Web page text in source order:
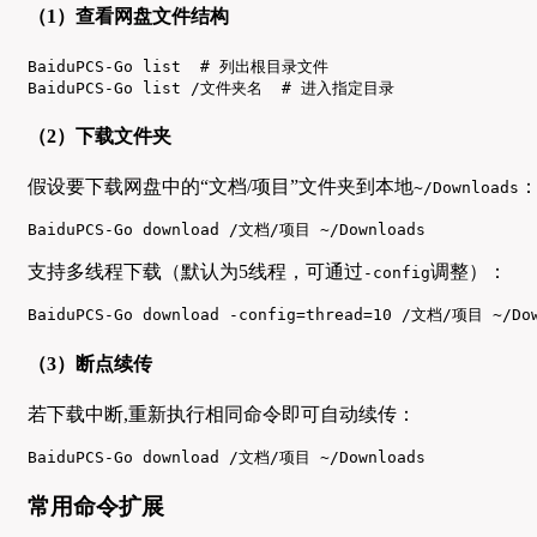
（1）查看网盘文件结构
BaiduPCS-Go list  # 列出根目录文件
BaiduPCS-Go list /文件夹名  # 进入指定目录
（2）下载文件夹
假设要下载网盘中的“文档/项目”文件夹到本地~/Downloads ：
BaiduPCS-Go download /文档/项目 ~/Downloads
支持多线程下载（默认为5线程，可通过 -config调整）：
BaiduPCS-Go download -config=thread=10 /文档/项目 ~/
（3）断点续传
若下载中断,重新执行相同命令即可自动续传：
BaiduPCS-Go download /文档/项目 ~/Downloads
常用命令扩展